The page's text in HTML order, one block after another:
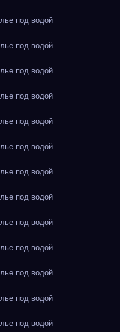
под водой
под водой
под водой
под водой
под водой
под водой
под водой
под водой
под водой
под водой
под водой
под водой
под водой